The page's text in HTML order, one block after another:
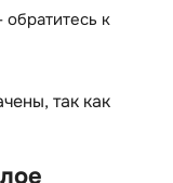
к
так как